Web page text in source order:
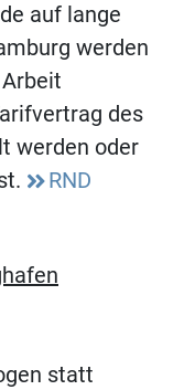
auf lange
werden
des
werden oder
RND
statt